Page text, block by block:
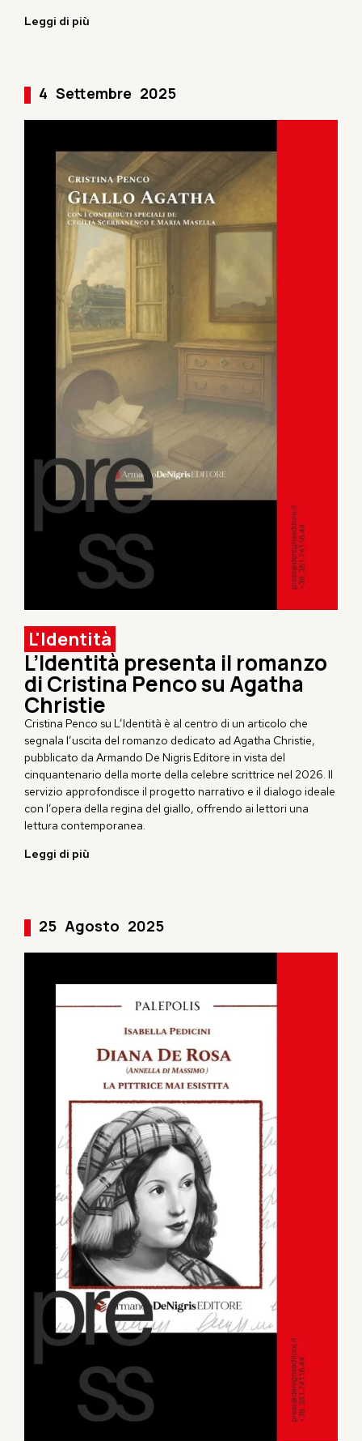
Leggi di più
4 Settembre 2025
L'Identità
L’Identità presenta il romanzo
di Cristina Penco su Agatha
Christie
Cristina Penco su L’Identità è al centro di un articolo che
segnala l’uscita del romanzo dedicato ad Agatha Christie,
pubblicato da Armando De Nigris Editore in vista del
cinquantenario della morte della celebre scrittrice nel 2026. Il
servizio approfondisce il progetto narrativo e il dialogo ideale
con l’opera della regina del giallo, offrendo ai lettori una
lettura contemporanea.
Leggi di più
25 Agosto 2025